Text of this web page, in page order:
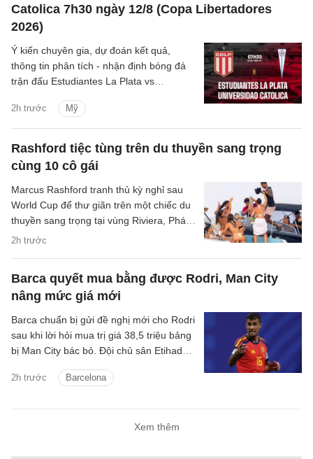
Catolica 7h30 ngày 12/8 (Copa Libertadores
2026)
2h trước Mỹ
Ý kiến chuyên gia, dự đoán kết quả,
thông tin phân tích - nhận định bóng đá
trận đấu Estudiantes La Plata vs
Mỹ/Copa Libertadores 2026 hôm nay.
Rashford tiệc tùng trên du thuyền sang trọng
cùng 10 cô gái
2h trước
Marcus Rashford tranh thủ kỳ nghỉ sau
World Cup để thư giãn trên một chiếc du
thuyền sang trọng tại vùng Riviera, Pháp,
cùng 10 người bạn nữ.
Barca quyết mua bằng được Rodri, Man City
nâng mức giá mới
2h trước Barcelona
Barca chuẩn bị gửi đề nghị mới cho Rodri
sau khi lời hỏi mua trị giá 38,5 triệu bảng
bị Man City bác bỏ. Đội chủ sân Etihad
bảng cho tiền vệ người Tây Ban Nha.
Xem thêm